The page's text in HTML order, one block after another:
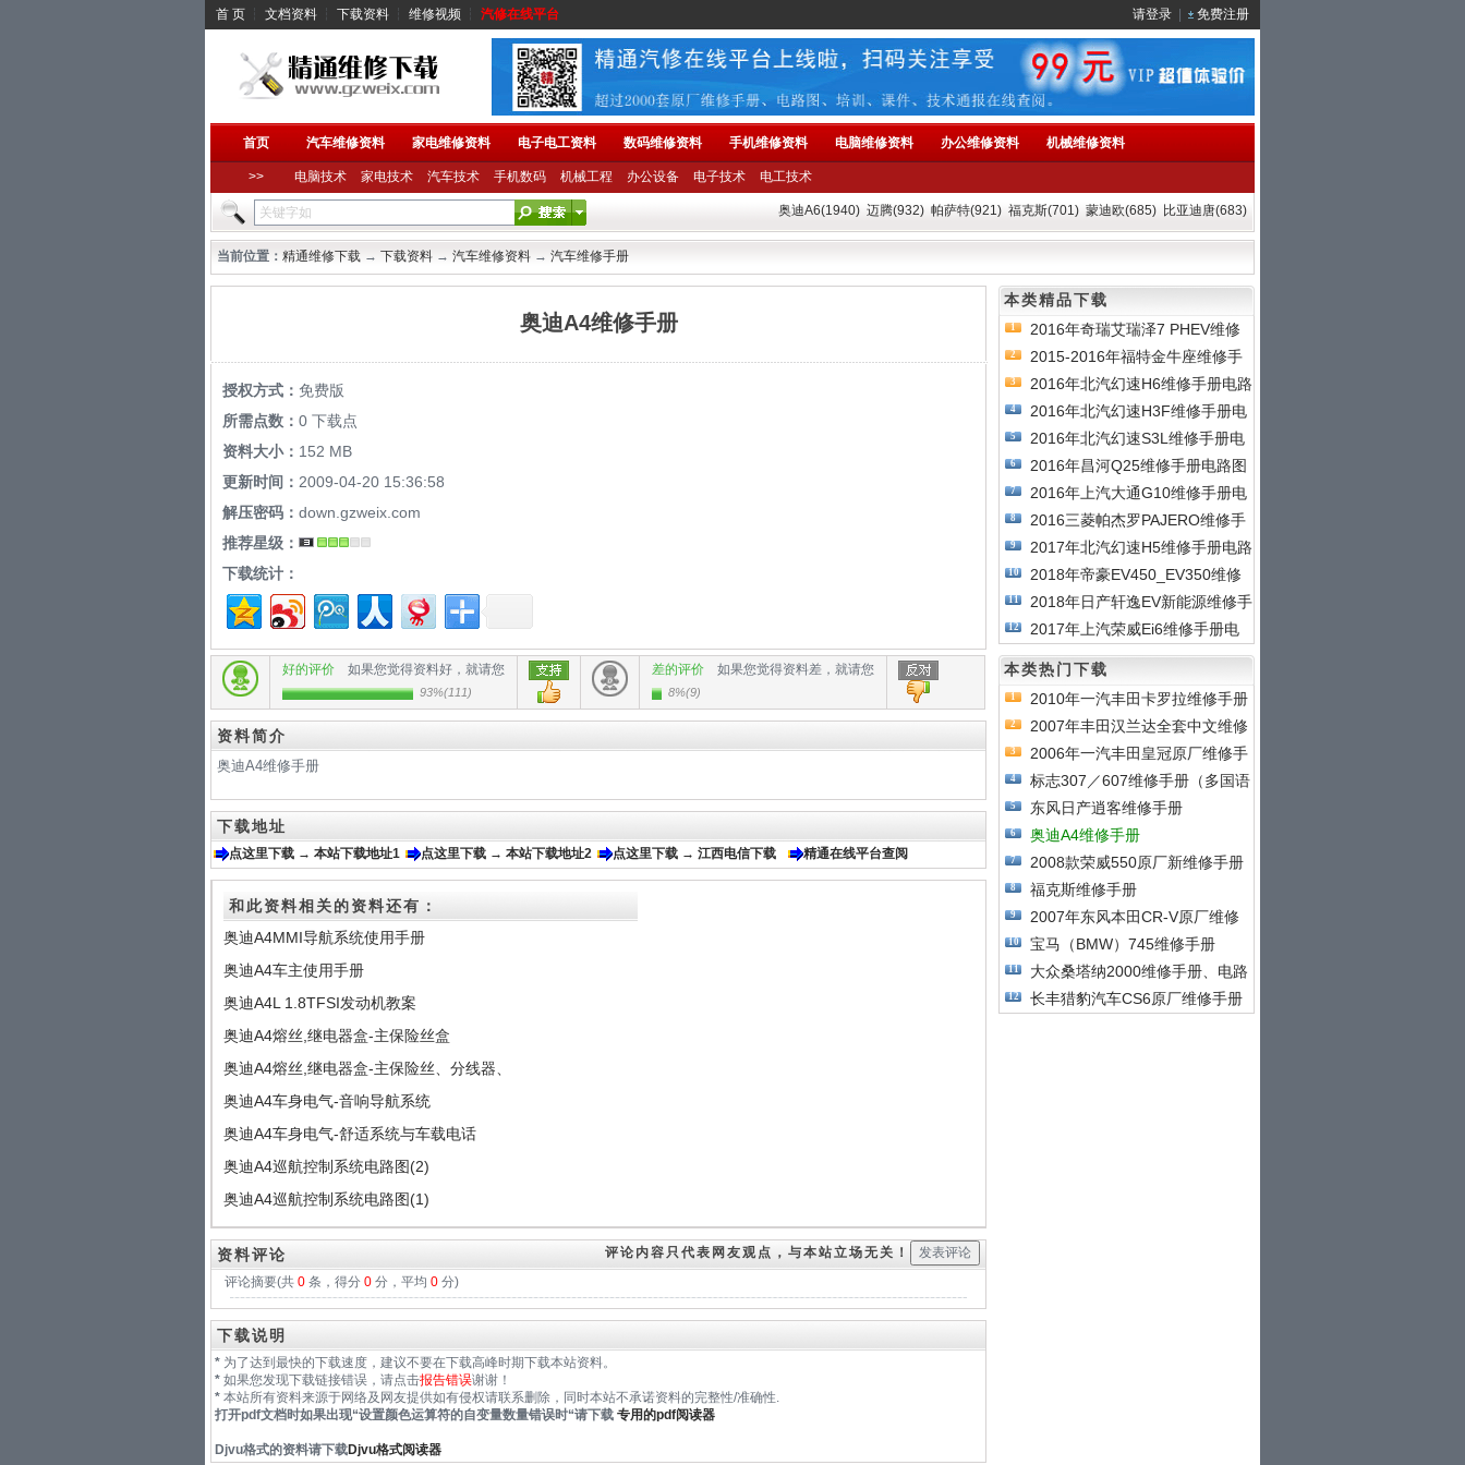
首 页 ┆ 文档资料 ┆ 下载资料 ┆ 维修视频 ┆ 汽修在线平台 请登录 免费注册
首页 汽车维修资料 家电维修资料 电子电工资料 数码维修资料 手机维修资料 电脑维修资料 办公维修资料 机械维修资料
>> 电脑技术 家电技术 汽车技术 手机数码 机械工程 办公设备 电子技术 电工技术
奥迪A6(1940) 迈腾(932) 帕萨特(921) 福克斯(701) 蒙迪欧(685) 比亚迪唐(683)
当前位置： 精通维修下载 → 下载资料 → 汽车维修资料 → 汽车维修手册
奥迪A4维修手册
授权方式： 免费版
所需点数： 0 下载点
资料大小： 152 MB
更新时间： 2009-04-20 15:36:58
解压密码： down.gzweix.com
推荐星级：
下载统计：
好的评价 如果您觉得资料好，就请您
93%(111)
差的评价 如果您觉得资料差，就请您
8%(9)
资料简介
奥迪A4维修手册
下载地址
点这里下载 → 本站下载地址1 点这里下载 → 本站下载地址2 点这里下载 → 江西电信下载 精通在线平台查阅
和此资料相关的资料还有：
奥迪A4MMI导航系统使用手册
奥迪A4车主使用手册
奥迪A4L 1.8TFSI发动机教案
奥迪A4熔丝,继电器盒-主保险丝盒
奥迪A4熔丝,继电器盒-主保险丝、分线器、
奥迪A4车身电气-音响导航系统
奥迪A4车身电气-舒适系统与车载电话
奥迪A4巡航控制系统电路图(2)
奥迪A4巡航控制系统电路图(1)
资料评论
评论内容只代表网友观点，与本站立场无关！
评论摘要(共 0 条，得分 0 分，平均 0 分)
下载说明
* 为了达到最快的下载速度，建议不要在下载高峰时期下载本站资料。
* 如果您发现下载链接错误，请点击报告错误谢谢！
* 本站所有资料来源于网络及网友提供如有侵权请联系删除，同时本站不承诺资料的完整性/准确性.
打开pdf文档时如果出现“设置颜色运算符的自变量数量错误时“请下载 专用的pdf阅读器
Djvu格式的资料请下载Djvu格式阅读器
本类精品下载
1
2016年奇瑞艾瑞泽7 PHEV维修
手
2 2015-2016年福特金牛座维修手
3 2016年北汽幻速H6维修手册电路
4 2016年北汽幻速H3F维修手册电
5 2016年北汽幻速S3L维修手册电
6 2016年昌河Q25维修手册电路图
7 2016年上汽大通G10维修手册电
8
2016三菱帕杰罗PAJERO维修手
册
9 2017年北汽幻速H5维修手册电路
10
2018年帝豪EV450_EV350维修
手
11 2018年日产轩逸EV新能源维修手
12 2017年上汽荣威Ei6维修手册电
本类热门下载
1 2010年一汽丰田卡罗拉维修手册
2 2007年丰田汉兰达全套中文维修
3 2006年一汽丰田皇冠原厂维修手
4 标志307／607维修手册（多国语
5 东风日产逍客维修手册
6 奥迪A4维修手册
7 2008款荣威550原厂新维修手册
8 福克斯维修手册
9
2007年东风本田CR-V原厂维修
手
10 宝马（BMW）745维修手册
11 大众桑塔纳2000维修手册、电路
12 长丰猎豹汽车CS6原厂维修手册